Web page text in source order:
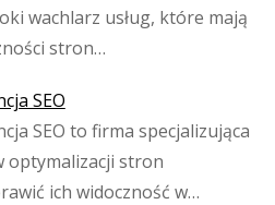
wachlarz usług, które mają
stron…
SEO
SEO to firma specjalizująca
optymalizacji stron
ich widoczność w…